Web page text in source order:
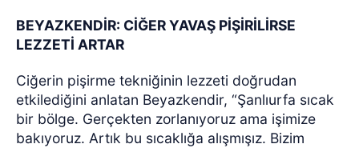
BEYAZKENDİR: CİĞER YAVAŞ PİŞİRİLİRSE
LEZZETİ ARTAR
Ciğerin pişirme tekniğinin lezzeti doğrudan
etkilediğini anlatan Beyazkendir, “Şanlıurfa sıcak
bir bölge. Gerçekten zorlanıyoruz ama işimize
bakıyoruz. Artık bu sıcaklığa alışmışız. Bizim